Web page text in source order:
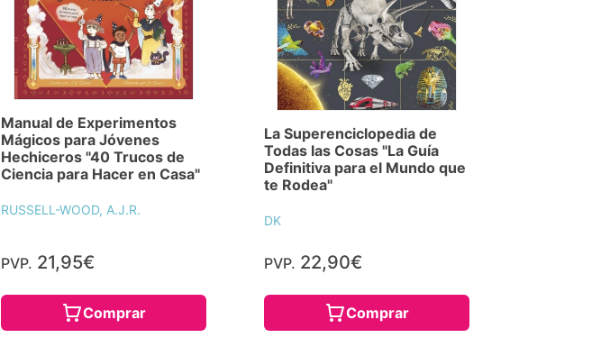
Manual de Experimentos
Mágicos para Jóvenes
Hechiceros "40 Trucos de
Ciencia para Hacer en Casa"
RUSSELL-WOOD, A.J.R.
PVP. 21,95€
Comprar
La Superenciclopedia de
Todas las Cosas "La Guía
Definitiva para el Mundo que
te Rodea"
DK
PVP. 22,90€
Comprar